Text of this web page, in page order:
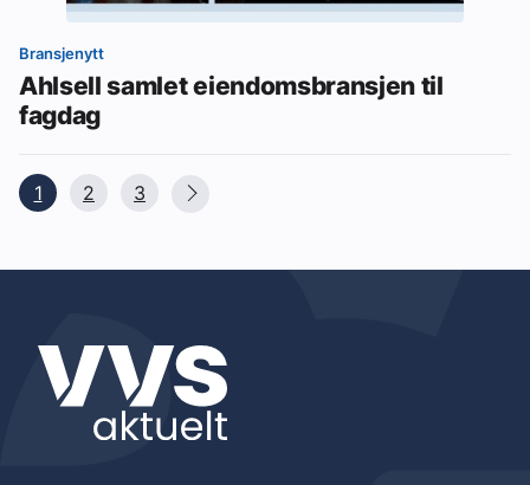
Bransjenytt
Ahlsell samlet eiendomsbransjen til
fagdag
1 2 3